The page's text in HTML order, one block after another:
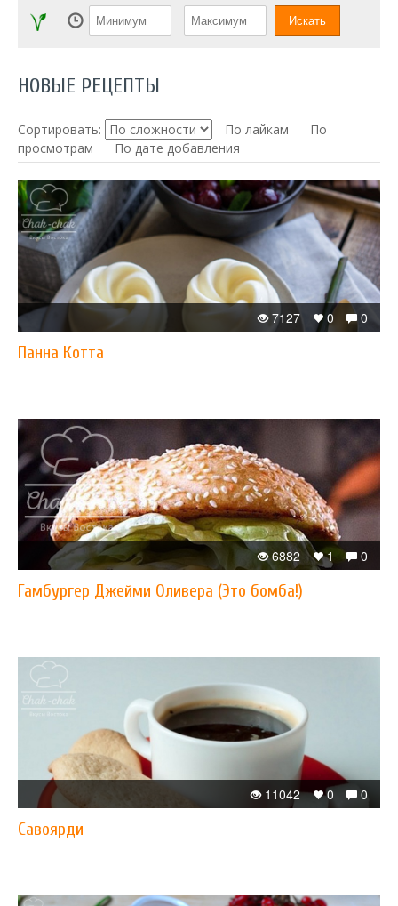
НОВЫЕ РЕЦЕПТЫ
Сортировать: По лайкам
По
просмотрам
По дате добавления
0
0
7127
Панна Котта
0
1
6882
Гамбургер Джейми Оливера (Это бомба!)
0
0
11042
Савоярди